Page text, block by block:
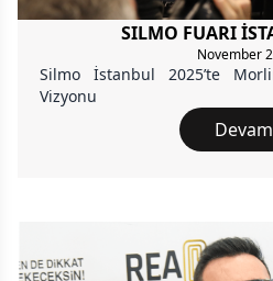
SILMO FUARI
November
Silmo İstanbul 2025’te
Vizyonu